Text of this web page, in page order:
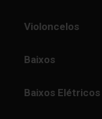
Violoncelos
Baixos
Baixos Elétricos